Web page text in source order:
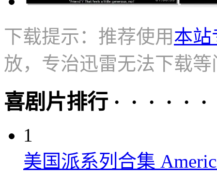
下载提示：推荐使用本站
放，专治迅雷无法下载等
喜剧片排行 · · · · · ·
1
美国派系列合集